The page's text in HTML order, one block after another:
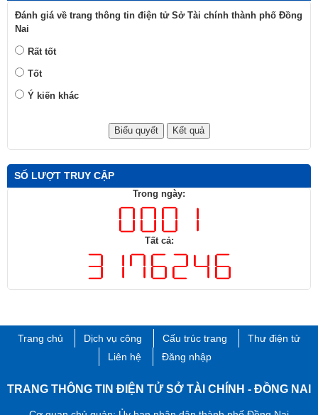
Đánh giá về trang thông tin điện tử Sở Tài chính thành phố Đồng
Nai
Rất tốt
Tốt
Ý kiến khác
SỐ LƯỢT TRUY CẬP
Trong ngày:
Tất cả:
Trang chủ Dịch vụ công Cấu trúc trang
Thư điện tử
Liên hệ
Đăng nhập
TRANG THÔNG TIN ĐIỆN TỬ SỞ TÀI CHÍNH - ĐỒNG NAI